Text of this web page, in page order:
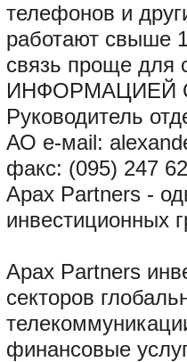
телефонов и
работают свыше
связь проще
ИНФОРМАЦИЕЙ
Руководитель
АО e-мail:
факс: (095) 247
Apax Partners -
инвестиционных
Apax Partners
секторов
финансовые